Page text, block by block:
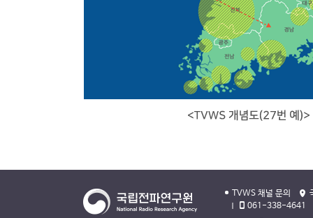
TVWS 채널 문의
061-338-4641